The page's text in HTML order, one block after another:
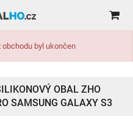
obchodu byl ukončen
OBAL ZHO
SAMSUNG GALAXY S3